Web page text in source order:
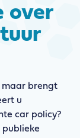
over
maar brengt
u
car policy?
publieke